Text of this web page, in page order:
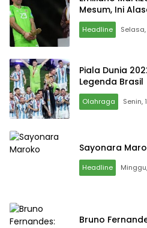
Mesum, Ini
Headline
Piala Dunia
Legenda Brasil
Olahraga Senin,
Sayonara
Headline
Bruno